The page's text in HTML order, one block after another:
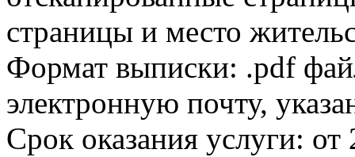
страницы и место
Формат выписки: .pdf
электронную почту,
Срок оказания услуги: от